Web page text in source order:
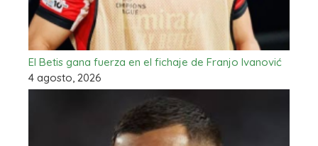
El Betis gana fuerza en el fichaje de Franjo Ivanović
4 agosto, 2026